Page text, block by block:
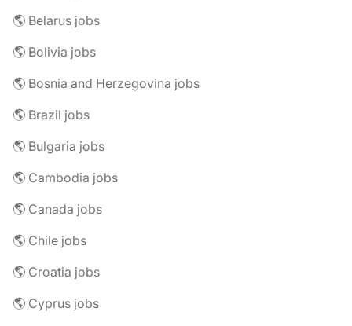
🌎 Belarus jobs
🌎 Bolivia jobs
🌎 Bosnia and Herzegovina jobs
🌎 Brazil jobs
🌎 Bulgaria jobs
🌎 Cambodia jobs
🌎 Canada jobs
🌎 Chile jobs
🌎 Croatia jobs
🌎 Cyprus jobs